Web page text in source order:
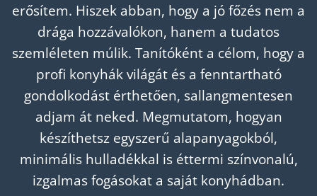
erősítem. Hiszek abban, hogy a jó főzés nem a
drága hozzávalókon, hanem a tudatos
szemléleten múlik. Tanítóként a célom, hogy a
profi konyhák világát és a fenntartható
gondolkodást érthetően, sallangmentesen
adjam át neked. Megmutatom, hogyan
készíthetsz egyszerű alapanyagokból,
minimális hulladékkal is éttermi színvonalú,
izgalmas fogásokat a saját konyhádban.